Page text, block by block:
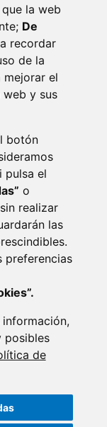
la web
De
recordar
de la
mejorar el
y sus
botón
pulsa el
o
realizar
las
preferencias
posibles
de
(ESPAÑA)
EXTERNO AL